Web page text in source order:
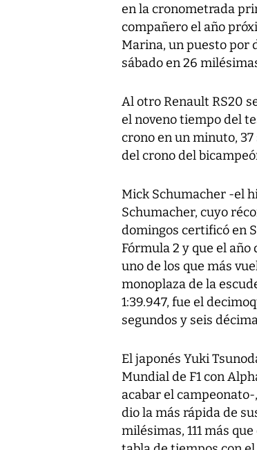
en la cronometrada
compañero el año
Marina, un puesto por
sábado en 26
Al otro Renault RS20
el noveno tiempo del
crono en un minuto,
del crono del
Mick Schumacher -el
Schumacher, cuyo
domingos certificó en
Fórmula 2 y que el año
uno de los que más
monoplaza de la
1:39.947, fue el
segundos y seis
El japonés Yuki
Mundial de F1 con
acabar el
dio la más rápida de
milésimas, 111 más